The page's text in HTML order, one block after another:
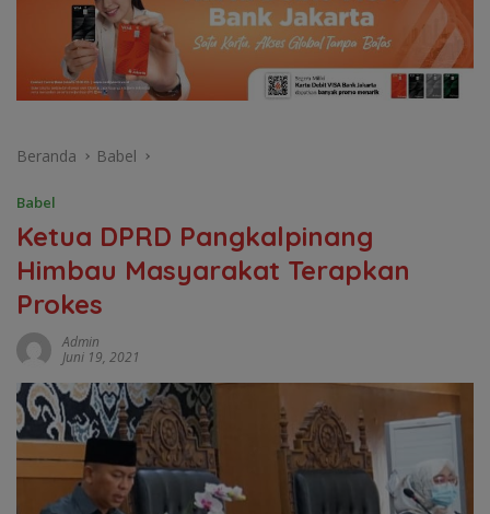
Beranda Babel
Babel
Ketua DPRD Pangkalpinang
Himbau Masyarakat Terapkan
Prokes
Admin
Juni 19, 2021